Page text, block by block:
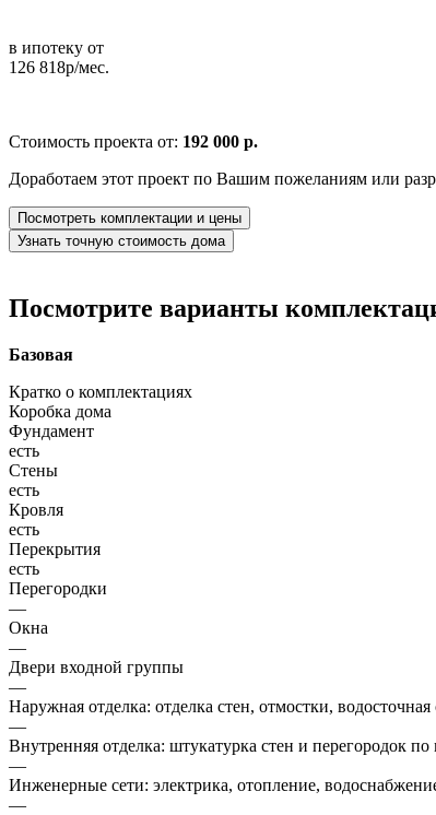
в ипотеку от
126 818р/мес.
Стоимость проекта от: 192 000 р.
Доработаем этот проект по Вашим пожеланиям или
Посмотреть комплектации и цены
Узнать точную стоимость дома
Посмотрите варианты
Базовая
Кратко о комплектациях
Коробка дома
Фундамент
есть
Стены
есть
Кровля
есть
Перекрытия
есть
Перегородки
—
Окна
—
Двери входной группы
—
Наружная отделка: отделка стен, отмостки, водосточная
—
Внутренняя отделка: штукатурка стен и перегородок по
—
Инженерные сети: электрика, отопление,
—